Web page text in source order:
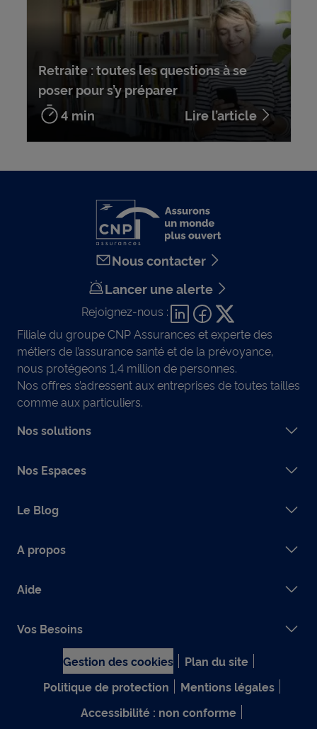
Retraite : toutes les questions à se
poser pour s’y préparer
4 min
Lire l’article
Nous contacter
Lancer une alerte
Rejoignez-nous :
Filiale du groupe CNP Assurances et experte des
métiers de l’assurance santé et de la prévoyance,
nous protégeons 1,4 million de personnes.
Nos offres s’adressent aux entreprises de toutes tailles
comme aux particuliers.
Nos solutions
Nos Espaces
Le Blog
A propos
Aide
Vos Besoins
Gestion des cookies
Plan du site
Politique de protection
Mentions légales
Accessibilité : non conforme